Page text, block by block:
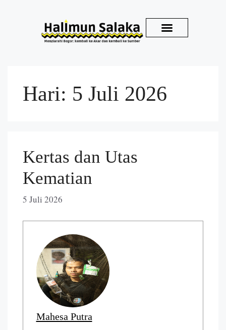
Hari: 5 Juli 2026
Kertas dan Utas
Kematian
5 Juli 2026
Mahesa Putra